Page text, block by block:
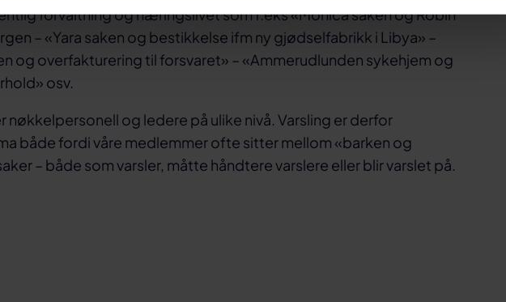
forvaltning og næringslivet som f.eks «Monica saken og Robin
– «Yara saken og bestikkelse ifm ny gjødselfabrikk i Libya» –
og overfakturering til forsvaret» – «Ammerudlunden sykehjem og
osv.
nøkkelpersonell og ledere på ulike nivå. Varsling er derfor
både fordi våre medlemmer ofte sitter mellom «barken og
– både som varsler, måtte håndtere varslere eller blir varslet på.